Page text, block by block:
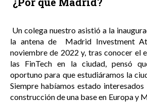
Un colega nuestro asistió a la
la antena de Madrid Investment
noviembre de 2022 y, tras conocer el
las FinTech en la ciudad, pensó
oportuno para que estudiáramos la
Siempre habíamos estado
construcción de una base en Europa y